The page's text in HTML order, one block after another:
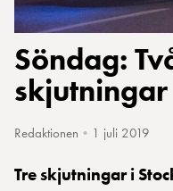
Söndag:
skjutningar
Redaktionen • 1 juli 2019
Tre skjutningar i